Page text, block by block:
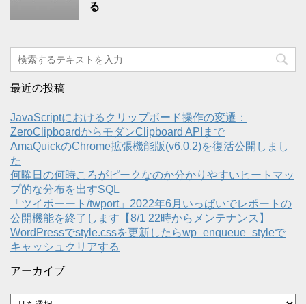
る
最近の投稿
JavaScriptにおけるクリップボード操作の変遷：
ZeroClipboardからモダンClipboard APIまで
AmaQuickのChrome拡張機能版(v6.0.2)を復活公開しまし
た
何曜日の何時ころがピークなのか分かりやすいヒートマッ
プ的な分布を出すSQL
「ツイポーート/twport」2022年6月いっぱいでレポートの
公開機能を終了します【8/1 22時からメンテナンス】
WordPressでstyle.cssを更新したらwp_enqueue_styleで
キャッシュクリアする
アーカイブ
ア